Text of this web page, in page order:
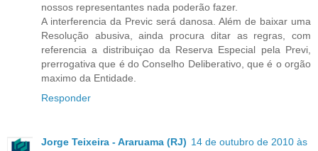
nossos representantes nada poderão fazer.
A interferencia da Previc será danosa. Além de baixar uma
Resolução abusiva, ainda procura ditar as regras, com
referencia a distribuiçao da Reserva Especial pela Previ,
prerrogativa que é do Conselho Deliberativo, que é o orgão
maximo da Entidade.
Responder
Jorge Teixeira - Araruama (RJ) 14 de outubro de 2010 às